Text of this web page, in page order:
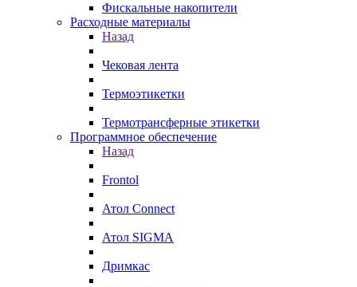
Фискальные накопители
Расходные материалы
Назад
Чековая лента
Термоэтикетки
Термотрансферные этикетки
Программное обеспечение
Назад
Frontol
Атол Connect
Атол SIGMA
Дримкас